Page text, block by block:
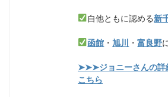
自他ともに認める新
函館 ・旭川 ・富良野
➤➤➤ジョニーさんの詳
こちら